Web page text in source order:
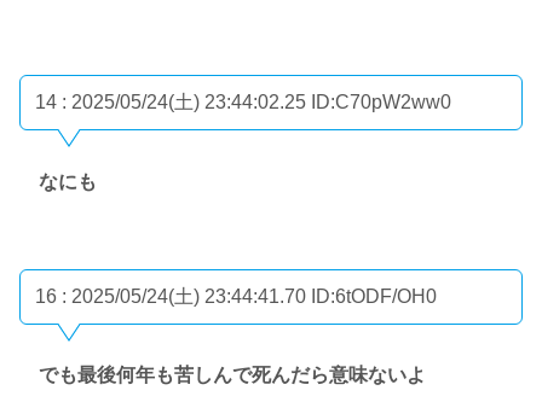
14 : 2025/05/24(土) 23:44:02.25 ID:C70pW2ww0
なにも
16 : 2025/05/24(土) 23:44:41.70 ID:6tODF/OH0
でも最後何年も苦しんで死んだら意味ないよ